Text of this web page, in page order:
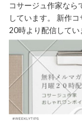
コサージュ作家なら
しています。 新作
20時より配信してい